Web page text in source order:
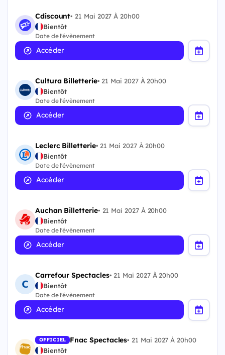
Cdiscount• 21 Mai 2027 À 20h00
Bientôt
Date de l'évènement
Accéder
Cultura Billetterie• 21 Mai 2027 À 20h00
Bientôt
Date de l'évènement
Accéder
Leclerc Billetterie• 21 Mai 2027 À 20h00
Bientôt
Date de l'évènement
Accéder
Auchan Billetterie• 21 Mai 2027 À 20h00
Bientôt
Date de l'évènement
Accéder
Carrefour Spectacles• 21 Mai 2027 À 20h00
Bientôt
Date de l'évènement
Accéder
OFFICIEL Fnac Spectacles• 21 Mai 2027 À 20h00
Bientôt